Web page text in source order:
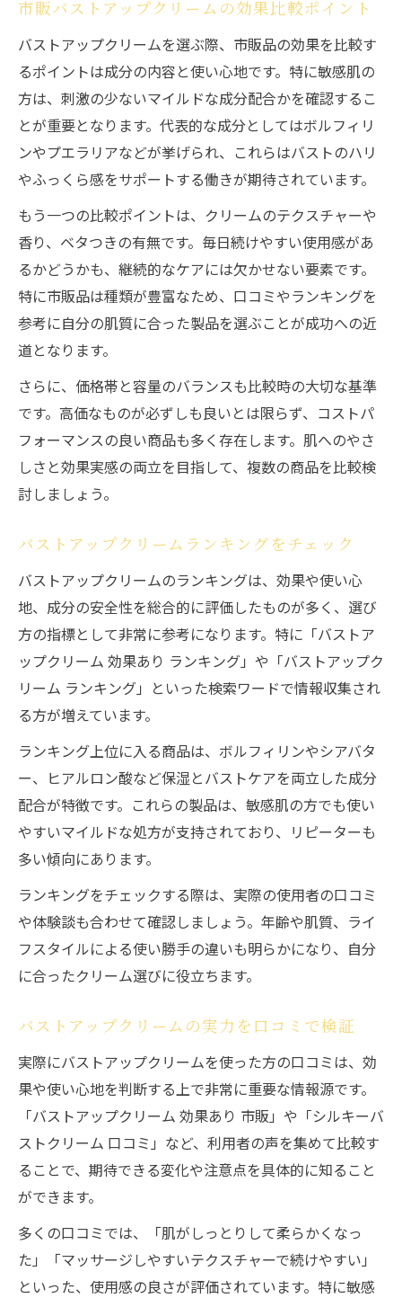
市販バストアップクリームの効果比較ポイント
バストアップクリームを選ぶ際、市販品の効果を比較す
るポイントは成分の内容と使い心地です。特に敏感肌の
方は、刺激の少ないマイルドな成分配合かを確認するこ
とが重要となります。代表的な成分としてはボルフィリ
ンやプエラリアなどが挙げられ、これらはバストのハリ
やふっくら感をサポートする働きが期待されています。
もう一つの比較ポイントは、クリームのテクスチャーや
香り、ベタつきの有無です。毎日続けやすい使用感があ
るかどうかも、継続的なケアには欠かせない要素です。
特に市販品は種類が豊富なため、口コミやランキングを
参考に自分の肌質に合った製品を選ぶことが成功への近
道となります。
さらに、価格帯と容量のバランスも比較時の大切な基準
です。高価なものが必ずしも良いとは限らず、コストパ
フォーマンスの良い商品も多く存在します。肌へのやさ
しさと効果実感の両立を目指して、複数の商品を比較検
討しましょう。
バストアップクリームランキングをチェック
バストアップクリームのランキングは、効果や使い心
地、成分の安全性を総合的に評価したものが多く、選び
方の指標として非常に参考になります。特に「バストア
ップクリーム 効果あり ランキング」や「バストアップク
リーム ランキング」といった検索ワードで情報収集され
る方が増えています。
ランキング上位に入る商品は、ボルフィリンやシアバタ
ー、ヒアルロン酸など保湿とバストケアを両立した成分
配合が特徴です。これらの製品は、敏感肌の方でも使い
やすいマイルドな処方が支持されており、リピーターも
多い傾向にあります。
ランキングをチェックする際は、実際の使用者の口コミ
や体験談も合わせて確認しましょう。年齢や肌質、ライ
フスタイルによる使い勝手の違いも明らかになり、自分
に合ったクリーム選びに役立ちます。
バストアップクリームの実力を口コミで検証
実際にバストアップクリームを使った方の口コミは、効
果や使い心地を判断する上で非常に重要な情報源です。
「バストアップクリーム 効果あり 市販」や「シルキーバ
ストクリーム 口コミ」など、利用者の声を集めて比較す
ることで、期待できる変化や注意点を具体的に知ること
ができます。
多くの口コミでは、「肌がしっとりして柔らかくなっ
た」「マッサージしやすいテクスチャーで続けやすい」
といった、使用感の良さが評価されています。特に敏感